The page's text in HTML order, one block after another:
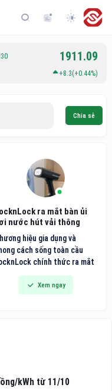
1911.09
+8.3(+0.44%)
Chia sẻ
ra mắt bàn ủi
nước hút vải thông
thế hệ mới
hiệu gia dụng và
cách sống toàn cầu
chính thức ra mắt
bàn ủi hơi nước cầm tay
hệ mới tích hợp công nghệ
vải thông minh, hướng đến
Xem ngay
kWh từ 11/10